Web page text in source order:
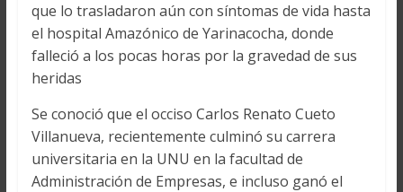
que lo trasladaron aún con síntomas de vida hasta
el hospital Amazónico de Yarinacocha, donde
falleció a los pocas horas por la gravedad de sus
heridas
Se conoció que el occiso Carlos Renato Cueto
Villanueva, recientemente culminó su carrera
universitaria en la UNU en la facultad de
Administración de Empresas, e incluso ganó el